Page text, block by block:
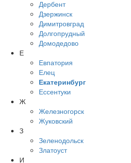
Дербент
Дзержинск
Димитровград
Долгопрудный
Домодедово
Е
Евпатория
Елец
Екатеринбург
Ессентуки
Ж
Железногорск
Жуковский
З
Зеленодольск
Златоуст
И